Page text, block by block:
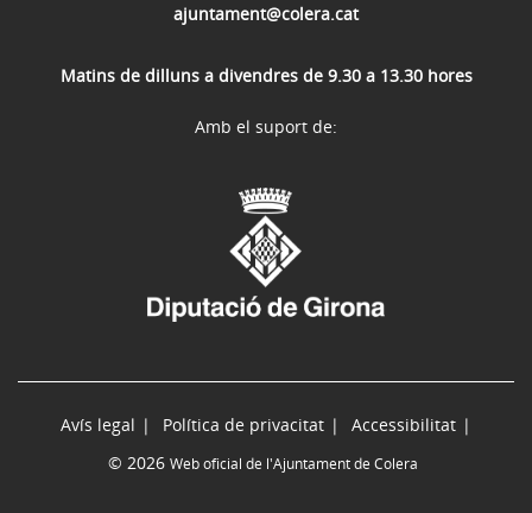
ajuntament@colera.cat
Matins de dilluns a divendres de 9.30 a 13.30 hores
Avís legal Política de privacitat
Accessibilitat
© 2026 Web oficial de l'Ajuntament de Colera
Amb el suport de: